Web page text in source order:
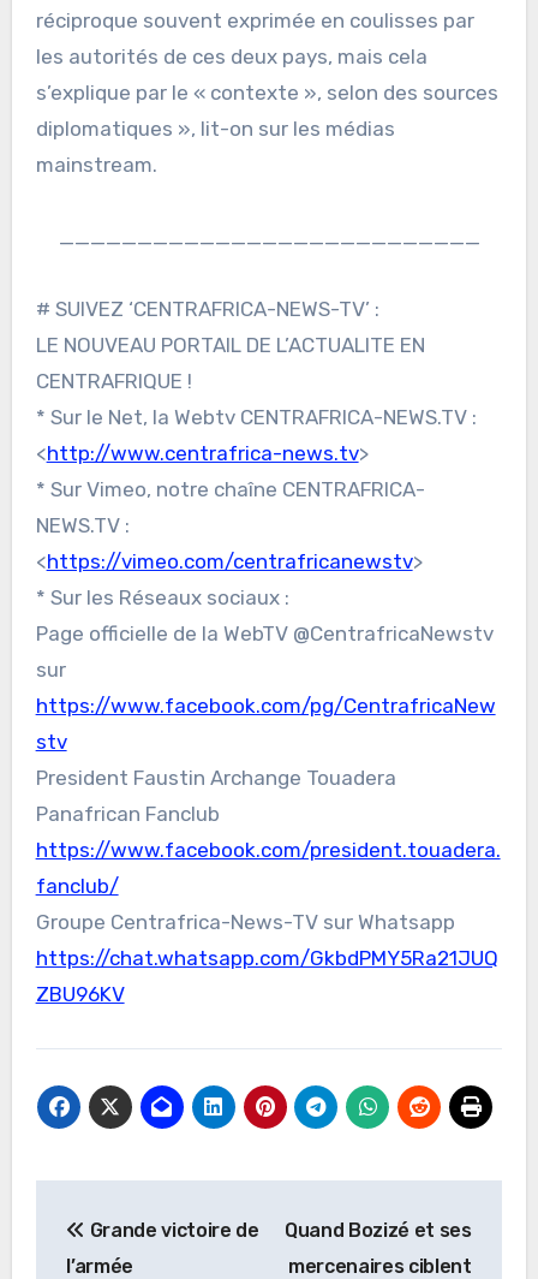
réciproque souvent exprimée en coulisses par
les autorités de ces deux pays, mais cela
s’explique par le « contexte », selon des sources
diplomatiques », lit-on sur les médias
mainstream.
___________________________
# SUIVEZ ‘CENTRAFRICA-NEWS-TV’ :
LE NOUVEAU PORTAIL DE L’ACTUALITE EN
CENTRAFRIQUE !
* Sur le Net, la Webtv CENTRAFRICA-NEWS.TV :
<http://www.centrafrica-news.tv>
* Sur Vimeo, notre chaîne CENTRAFRICA-
NEWS.TV :
<https://vimeo.com/centrafricanewstv>
* Sur les Réseaux sociaux :
Page officielle de la WebTV @CentrafricaNewstv
sur
https://www.facebook.com/pg/CentrafricaNew
stv
President Faustin Archange Touadera
Panafrican Fanclub
https://www.facebook.com/president.touadera.
fanclub/
Groupe Centrafrica-News-TV sur Whatsapp
https://chat.whatsapp.com/GkbdPMY5Ra21JUQ
ZBU96KV
de
Grande victoire de
l’armée
Quand Bozizé et ses
mercenaires ciblent